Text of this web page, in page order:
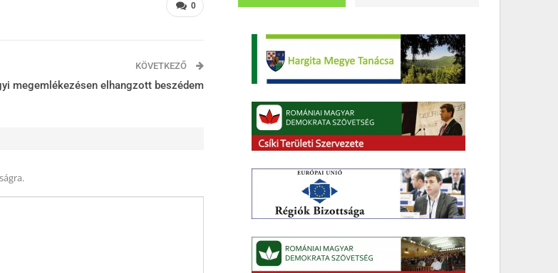
0
KÖVETKEZŐ
megemlékezésen elhangzott beszédem